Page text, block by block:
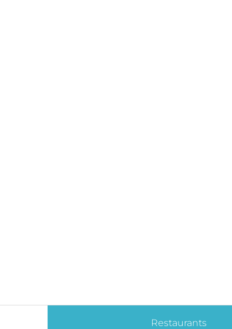
Restaurants